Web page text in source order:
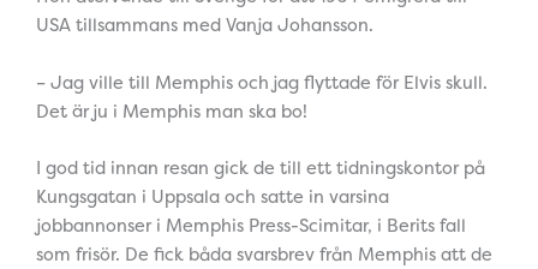
USA tillsammans med Vanja Johansson.
– Jag ville till Memphis och jag flyttade för Elvis skull.
Det är ju i Memphis man ska bo!
I god tid innan resan gick de till ett tidningskontor på
Kungsgatan i Uppsala och satte in varsina
jobbannonser i Memphis Press-Scimitar, i Berits fall
som frisör. De fick båda svarsbrev från Memphis att de